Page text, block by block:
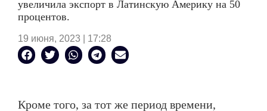
увеличила экспорт в Латинскую Америку на 50
процентов.
19 июня, 2023 | 17:28
Кроме того, за тот же период времени,